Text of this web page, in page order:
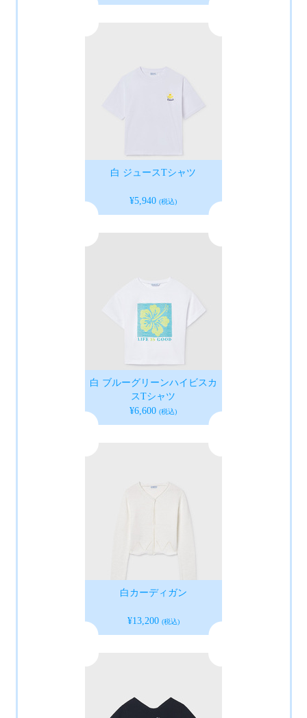
白 ジュースTシャツ
¥5,940(税込)
白 ブルーグリーンハイビスカ
スTシャツ
¥6,600(税込)
白カーディガン
¥13,200 (税込)